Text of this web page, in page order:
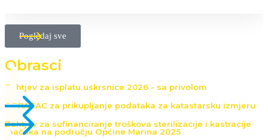
Pogledaj sve
Obrasci
Zahtjev za isplatu uskrsnice 2026 - sa privolom
OBRAZAC za prikupljanje podataka za katastarsku izmjeru
Zahtjev za sufinanciranje troškova sterilizacije i kastracije
mačaka na području Općine Marina 2025